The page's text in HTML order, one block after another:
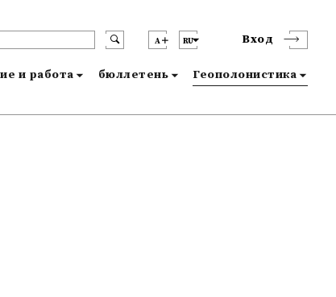
A RU Вход
и работа бюллетень Геополонистика